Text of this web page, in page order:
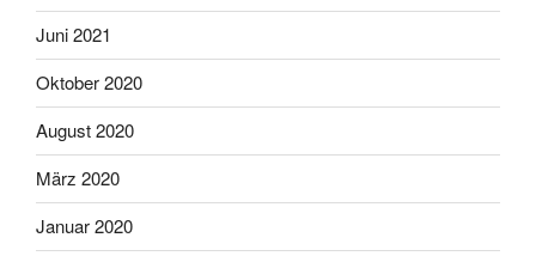
Juni 2021
Oktober 2020
August 2020
März 2020
Januar 2020